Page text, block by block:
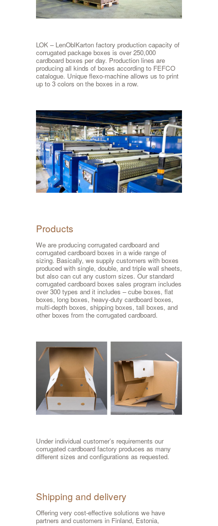
LOK – LenOblKarton factory production capacity of
corrugated package boxes is over 250,000
cardboard boxes per day. Production lines are
producing all kinds of boxes according to FEFCO
catalogue. Unique flexo-machine allows us to print
up to 3 colors on the boxes in a row.
Products
We are producing corrugated cardboard and
corrugated cardboard boxes in a wide range of
sizing. Basically, we supply customers with boxes
produced with single, double, and triple wall sheets,
but also can cut any custom sizes. Our standard
corrugated cardboard boxes sales program includes
over 300 types and it includes – cube boxes, flat
boxes, long boxes, heavy-duty cardboard boxes,
multi-depth boxes, shipping boxes, tall boxes, and
other boxes from the corrugated cardboard.
Under individual customer’s requirements our
corrugated cardboard factory produces as many
different sizes and configurations as requested.
Shipping and delivery
Offering very cost-effective solutions we have
partners and customers in Finland, Estonia,